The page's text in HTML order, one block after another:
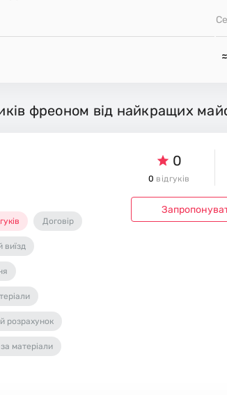
фреоном від найкращих
Договір
виїзд
розрахунок
матеріали
0
0 відгуків